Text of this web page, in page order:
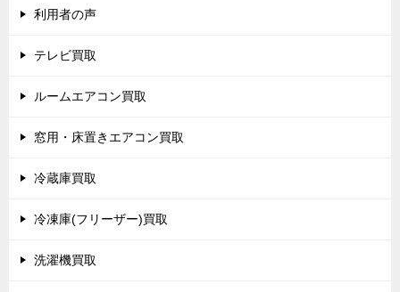
利用者の声
テレビ買取
ルームエアコン買取
窓用・床置きエアコン買取
冷蔵庫買取
冷凍庫(フリーザー)買取
洗濯機買取